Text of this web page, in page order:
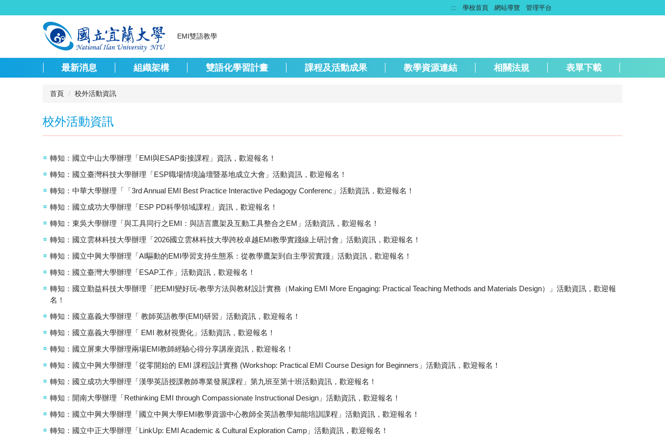
到
容
::: 學校首頁 網站導覽 管理平台
EMI雙語教學
最新消息 組織架構 雙語化學習計畫 課程及活動成果 教學資源連結 相關法規 表單下載
首頁 校外活動資訊
校外活動資訊
轉知：國立中山大學辦理「EMI與ESAP銜接課程」資訊，歡迎報名！
轉知：國立臺灣科技大學辦理「ESP職場情境論壇暨基地成立大會」活動資訊，歡迎報名！
轉知：中華大學辦理「「3rd Annual EMI Best Practice Interactive Pedagogy Conferenc」活動資訊，歡迎報名！
轉知：國立成功大學辦理「ESP PD科學領域課程」資訊，歡迎報名！
轉知：東吳大學辦理「與工具同行之EMI：與語言鷹架及互動工具整合之EM」活動資訊，歡迎報名！
轉知：國立雲林科技大學辦理「2026國立雲林科技大學跨校卓越EMI教學實踐線上研討會」活動資訊，歡迎報名！
轉知：國立中興大學辦理「AI驅動的EMI學習支持生態系：從教學鷹架到自主學習實踐」活動資訊，歡迎報名！
轉知：國立臺灣大學辦理「ESAP工作」活動資訊，歡迎報名！
轉知：國立勤益科技大學辦理「把EMI變好玩-教學方法與教材設計實務（Making EMI More Engaging: Practical Teaching Methods and Materials Design）」活動資訊，歡迎報
名！
轉知：國立嘉義大學辦理「 教師英語教學(EMI)研習」活動資訊，歡迎報名！
轉知：國立嘉義大學辦理「 EMI 教材視覺化」活動資訊，歡迎報名！
轉知：國立屏東大學辦理兩場EMI教師經驗心得分享講座資訊，歡迎報名！
轉知：國立中興大學辦理「從零開始的 EMI 課程設計實務 (Workshop: Practical EMI Course Design for Beginners」活動資訊，歡迎報名！
轉知：國立成功大學辦理「漢學英語授課教師專業發展課程」第九班至第十班活動資訊，歡迎報名！
轉知：開南大學辦理「Rethinking EMI through Compassionate Instructional Design」活動資訊，歡迎報名！
轉知：國立中興大學辦理「國立中興大學EMI教學資源中心教師全英語教學知能培訓課程」活動資訊，歡迎報名！
轉知：國立中正大學辦理「LinkUp: EMI Academic & Cultural Exploration Camp」活動資訊，歡迎報名！